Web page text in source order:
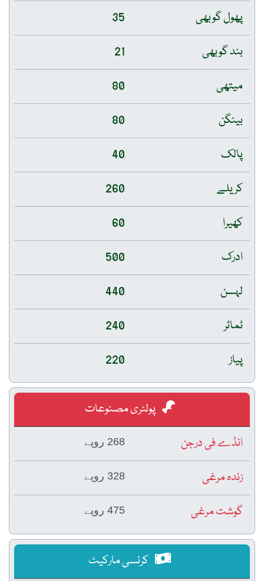
پھول گوبھی
35
بند گوبھی
21
میتھی
80
بینگن
80
پالک
40
کریلے
260
کھیرا
60
ادرک
500
لہسن
440
ٹماٹر
240
پیاز
220
پولٹری مصنوعات
انڈے فی درجن
268 روپے
زندہ مرغی 328 روپے
گوشت مرغی 475 روپے
کرنسی مارکیٹ